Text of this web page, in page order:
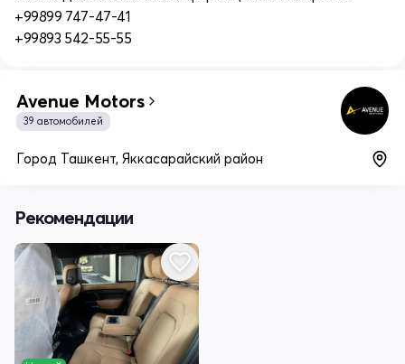
+99899 747-47-41
+99893 542-55-55
Avenue Motors
39 автомобилей
Город Ташкент, Яккасарайский район
Рекомендации